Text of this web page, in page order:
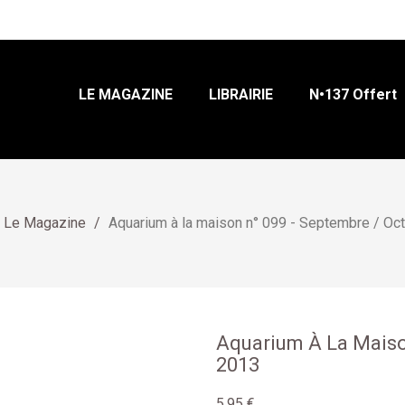
LE MAGAZINE LIBRAIRIE N•137 Offert
Le Magazine Aquarium à la maison n° 099 - Septembre /
Aquarium À La
2013